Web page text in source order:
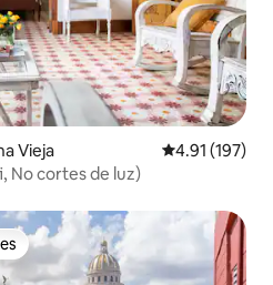
Vieja Calificación
4.91 (197)
No cortes de luz)